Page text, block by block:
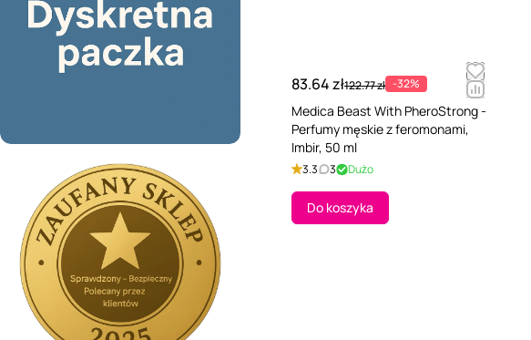
83.64 zł122.77 zł -32%
Medica Beast With PheroStrong -
Perfumy męskie z feromonami,
Imbir, 50 ml
3.3 3 Dużo
Do koszyka